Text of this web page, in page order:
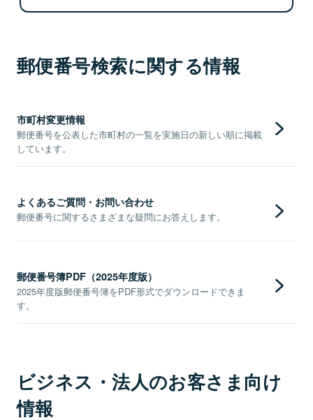
郵便番号検索に関する情報
市町村変更情報
郵便番号を公表した市町村の一覧を実施日の新しい順に掲載
しています。
よくあるご質問・お問い合わせ
郵便番号に関するさまざまな疑問にお答えします。
郵便番号簿PDF（2025年度版）
2025年度版郵便番号簿をPDF形式でダウンロードできま
す。
ビジネス・法人のお客さま向け
情報